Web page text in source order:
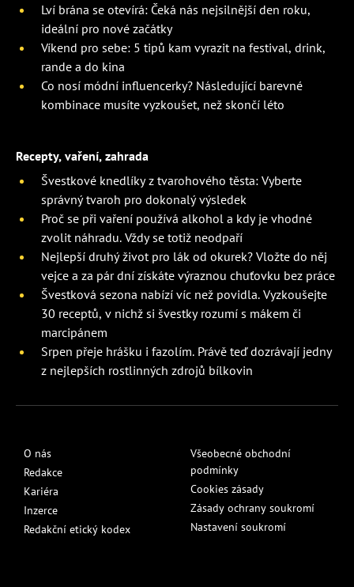
Lví brána se otevírá: Čeká nás nejsilnější den roku,
ideální pro nové začátky
Víkend pro sebe: 5 tipů kam vyrazit na festival, drink,
rande a do kina
Co nosí módní influencerky? Následující barevné
kombinace musíte vyzkoušet, než skončí léto
Recepty, vaření, zahrada
Švestkové knedlíky z tvarohového těsta: Vyberte
správný tvaroh pro dokonalý výsledek
Proč se při vaření používá alkohol a kdy je vhodné
zvolit náhradu. Vždy se totiž neodpaří
Nejlepší druhý život pro lák od okurek? Vložte do něj
vejce a za pár dní získáte výraznou chuťovku bez práce
Švestková sezona nabízí víc než povidla. Vyzkoušejte
30 receptů, v nichž si švestky rozumí s mákem či
marcipánem
Srpen přeje hrášku i fazolím. Právě teď dozrávají jedny
z nejlepších rostlinných zdrojů bílkovin
O nás
Redakce
Kariéra
Inzerce
Redakční etický kodex
Všeobecné obchodní
podmínky
Cookies zásady
Zásady ochrany soukromí
Nastavení soukromí